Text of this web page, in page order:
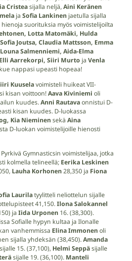
Cristeasijalla neljä,Aini Keränen
ja Sofia Lankinenjaetulla sijalla
suorituksia myös voimistelijoilta
Lotta Matomäki, Hulda
Joutsa, Claudia Mattsson, Emma
Salmenniemi, Aida-Elma
Aarrekorpi, Siiri Murto ja Venla
nappasi upeasti hopeaa!
Kuuselavoimisteli huikeat VII-
kisan voittoon!Aava Kiviniemi oli
kuudes.Anni Rautavaonnistui D-
kisan kuudes. D-luokassa
Kia Nieminensekä Aina
D-luokan voimistelijoille hienosti
Gymnasticsin voimistelijaa, jotka
kolmella telineellä; Eerika Leskinen
Lauha Korhonen28,350 ja Fiona
Laurilatyylitteli neliottelun sijalle
41,150.Ilona Salokannel
ja Iida Urponen16. (38,300).
Sofialle hypyn kultaa ja Ilonalle
vanhemmissa Elina Immonenoli
sijalla yhdeksän (38,450).Amanda
15. (37,100), Helmi Seppäsijalle
sijalle 19. (36,100). Manteli